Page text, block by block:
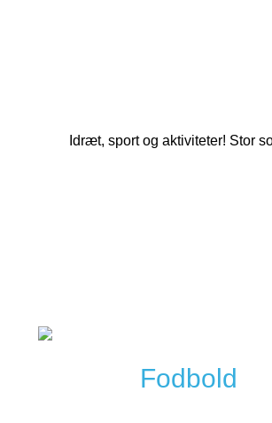
Idræt, sport og aktiviteter! Stor
Fodbold